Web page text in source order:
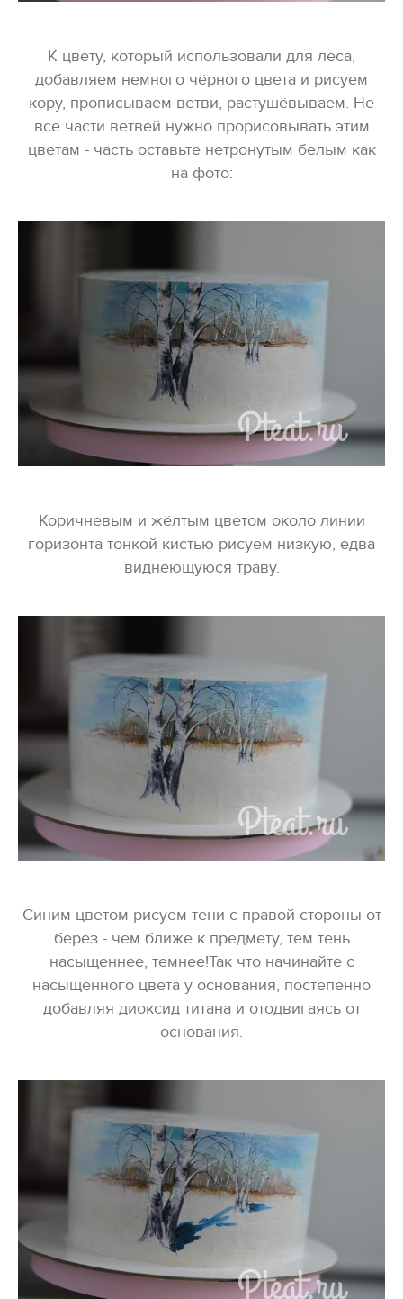
К цвету, который использовали для леса,
добавляем немного чёрного цвета и рисуем
кору, прописываем ветви, растушёвываем. Не
все части ветвей нужно прорисовывать этим
цветам - часть оставьте нетронутым белым как
на фото:
Коричневым и жёлтым цветом около линии
горизонта тонкой кистью рисуем низкую, едва
виднеющуюся траву.
Синим цветом рисуем тени с правой стороны от
берёз - чем ближе к предмету, тем тень
насыщеннее, темнее!Так что начинайте с
насыщенного цвета у основания, постепенно
добавляя диоксид титана и отодвигаясь от
основания.